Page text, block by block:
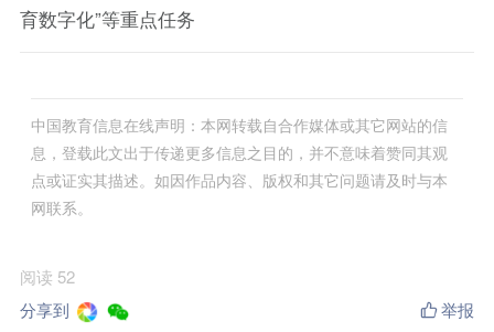
育数字化”等重点任务
中国教育信息在线声明：本网转载自合作媒体或其它网站的信
息，登载此文出于传递更多信息之目的，并不意味着赞同其观
点或证实其描述。如因作品内容、版权和其它问题请及时与本
网联系。
阅读 52
分享到
举报